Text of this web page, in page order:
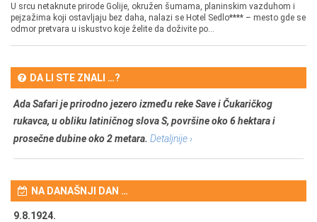
U srcu netaknute prirode Golije, okružen šumama, planinskim vazduhom i
pejzažima koji ostavljaju bez daha, nalazi se Hotel Sedlo**** – mesto gde se
odmor pretvara u iskustvo koje želite da doživite po...
DA LI STE ZNALI …?
Ada Safari je prirodno jezero između reke Save i Čukaričkog
rukavca, u obliku latiničnog slova S, površine oko 6 hektara i
prosečne dubine oko 2 metara. Detaljnije ›
NA DANAŠNJI DAN …
9.8.1924.